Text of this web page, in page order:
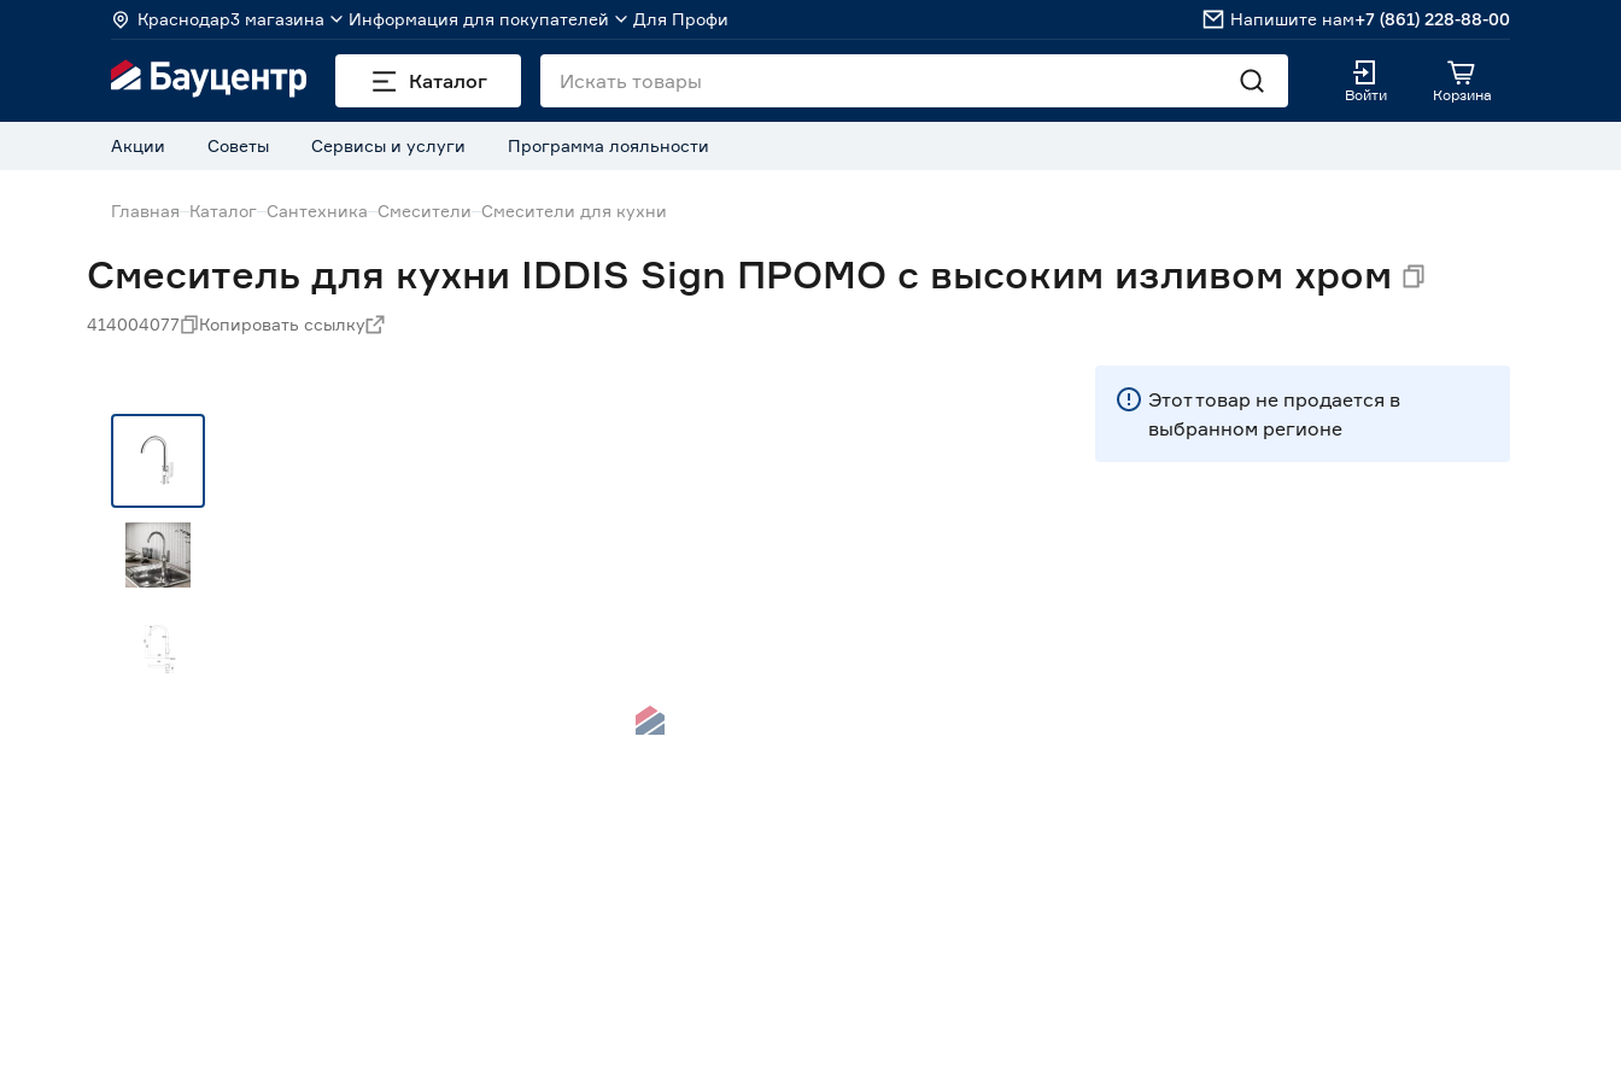
Краснодар3 магазина Информация для покупателей Для Профи Напишите нам+7 (861) 228-88-00
Каталог
Войти Корзина
Акции Советы Сервисы и услуги Программа лояльности
Главная Каталог Сантехника Смесители Смесители для кухни
Смеситель для кухни IDDIS Sign ПРОМО с высоким изливом хром
414004077 Копировать ссылку
Этот товар не продается в
выбранном регионе